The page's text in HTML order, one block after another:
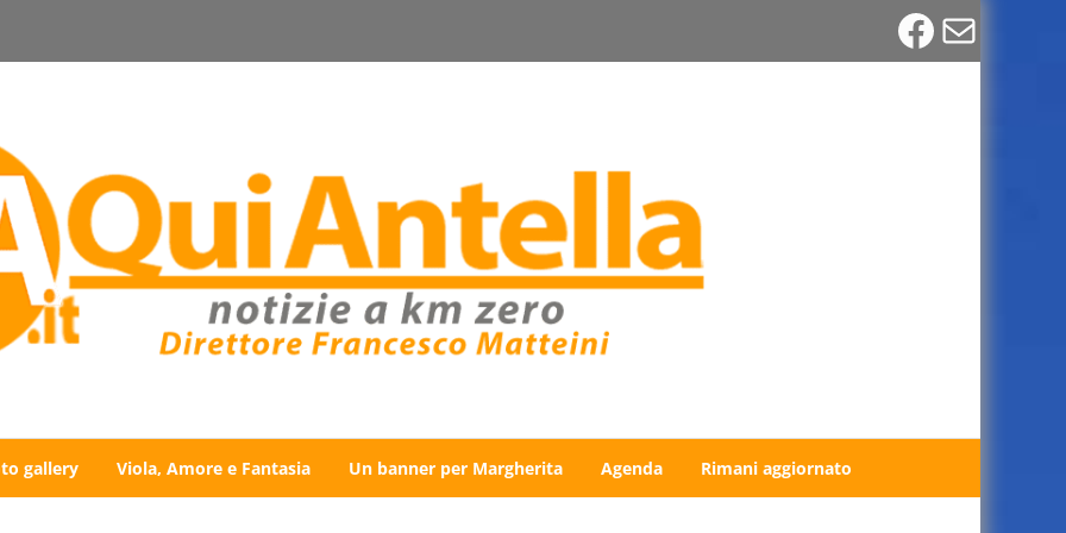
Email
gallery Viola, Amore e Fantasia Un banner per Margherita Agenda Rimani aggiornato